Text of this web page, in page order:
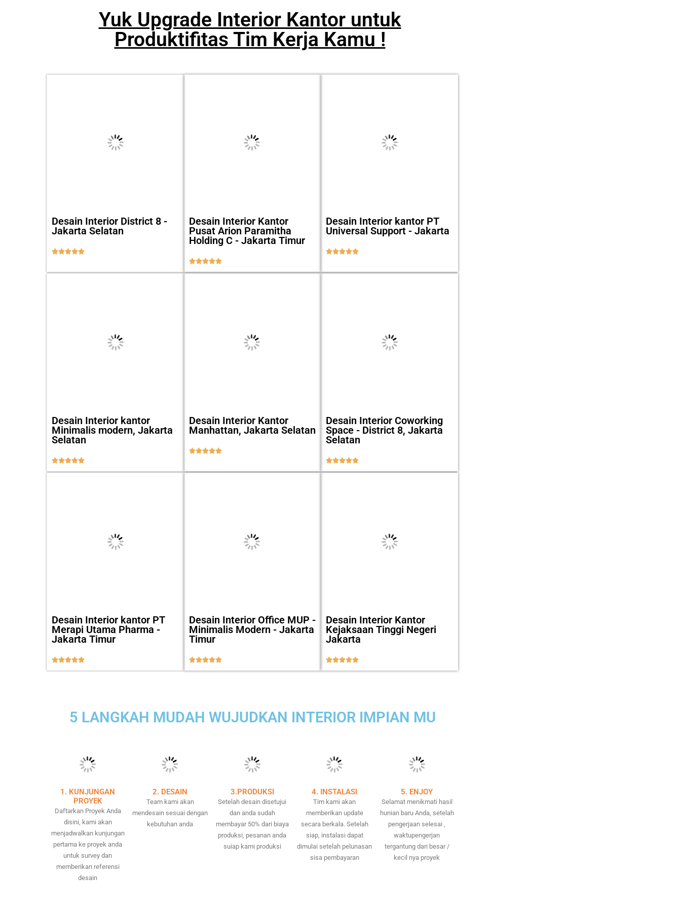
Yuk Upgrade Interior Kantor untuk
Produktifitas Tim Kerja Kamu !
Desain Interior District 8 -
Jakarta Selatan

Desain Interior Kantor
Pusat Arion Paramitha
Holding C - Jakarta Timur

Desain Interior kantor PT
Universal Support - Jakarta

Desain Interior kantor
Minimalis modern, Jakarta
Selatan

Desain Interior Kantor
Manhattan, Jakarta Selatan

Desain Interior Coworking
Space - District 8, Jakarta
Selatan

Desain Interior kantor PT
Merapi Utama Pharma -
Jakarta Timur

Desain Interior Office MUP -
Minimalis Modern - Jakarta
Timur

Desain Interior Kantor
Kejaksaan Tinggi Negeri
Jakarta

5 LANGKAH MUDAH WUJUDKAN INTERIOR IMPIAN MU
1. KUNJUNGAN
PROYEK
Daftarkan Proyek Anda
disini, kami akan
menjadwalkan kunjungan
pertama ke proyek anda
untuk survey dan
memberikan referensi
desain
2. DESAIN
Team kami akan
mendesain sesuai dengan
kebutuhan anda
3.PRODUKSI
Setelah desain disetujui
dan anda sudah
membayar 50% dari biaya
produksi, pesanan anda
suiap kami produksi
4. INSTALASI
Tim kami akan
memberikan update
secara berkala. Setelah
siap, instalasi dapat
dimulai setelah pelunasan
sisa pembayaran
5. ENJOY
Selamat menikmati hasil
hunian baru Anda, setelah
pengerjaan selesai ,
waktupengerjan
tergantung dari besar /
kecil nya proyek